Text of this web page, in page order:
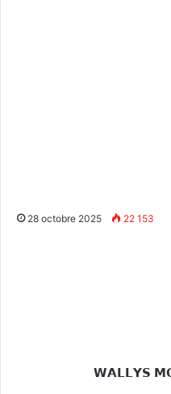
28 octobre 2025 22 153
𝗪𝗔𝗟𝗟𝗬𝗦